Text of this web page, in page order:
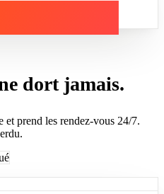
dort jamais.
prend les rendez-vous 24/7.